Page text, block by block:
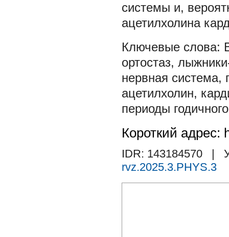
системы и,
ацетилхолина
ортостаз,
нервная система,
ацетилхолин,
периоды
Короткий адрес:
IDR: 143184570
|
rvz.2025.3.PHYS.3